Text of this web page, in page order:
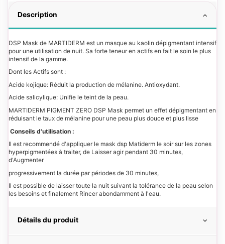
Description
DSP Mask de MARTIDERM est un masque au kaolin dépigmentant intensif
pour une utilisation de nuit. Sa forte teneur en actifs en fait le soin le plus
intensif de la gamme.
Dont les Actifs sont :
Acide kojique: Réduit la production de mélanine. Antioxydant.
Acide salicylique: Unifie le teint de la peau.​
​MARTIDERM PIGMENT ZERO DSP Mask permet un effet dépigmentant en
réduisant le taux de mélanine pour une peau plus douce et plus lisse
Conseils d'utilisation :
Il est recommendé d'appliquer le mask dsp Matiderm le soir sur les zones
hyperpigmentées à traiter, de Laisser agir pendant 30 minutes,
d'Augmenter
progressivement la durée par périodes de 30 minutes,
Il est possible de laisser toute la nuit suivant la tolérance de la peau selon
les besoins et finalement Rincer abondamment à l'eau.
Détails du produit